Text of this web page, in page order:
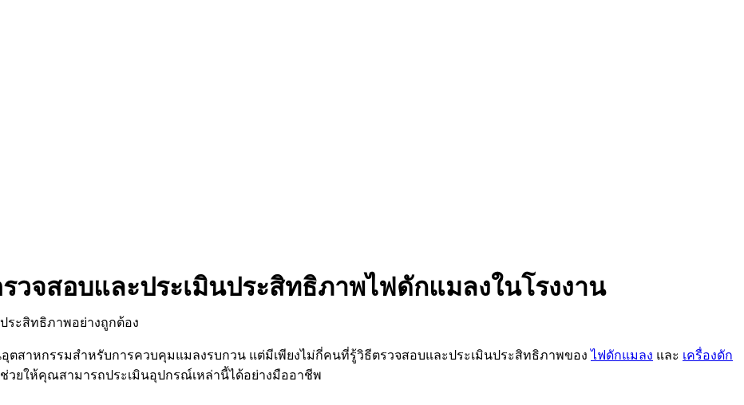
วจสอบและประเมินประสิทธิภาพไฟดักแมลงในโรงงาน
ตสาหกรรมสำหรับการควบคุมแมลงรบกวน แต่มีเพียงไม่กี่คนที่รู้วิธีตรวจสอบและประเมินประสิทธิภาพของไฟดักแมลง และ เครื่องดัก
วยให้คุณสามารถประเมินอุปกรณ์เหล่านี้ได้อย่างมืออาชีพ